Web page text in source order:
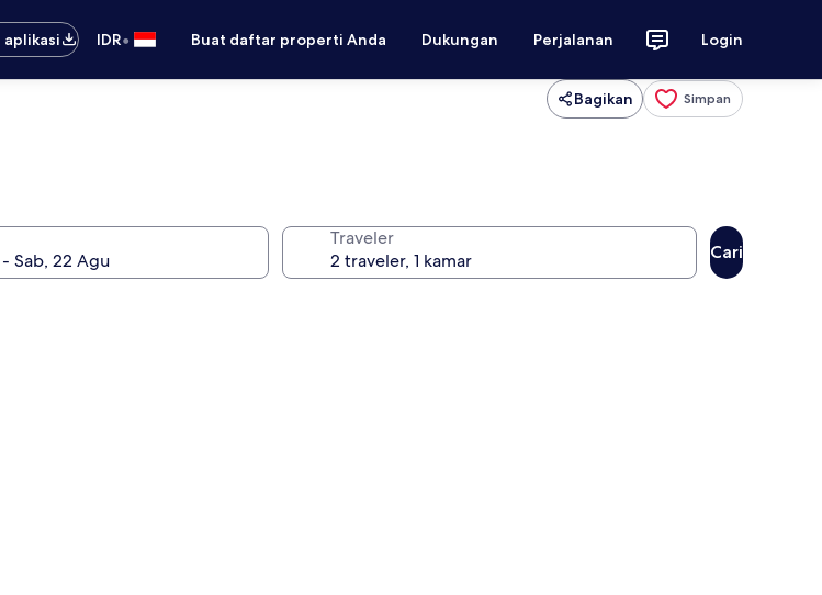
aplikasi
IDR• Buat daftar properti Anda Dukungan Perjalanan Login
Bagikan Simpan
Traveler
Cari